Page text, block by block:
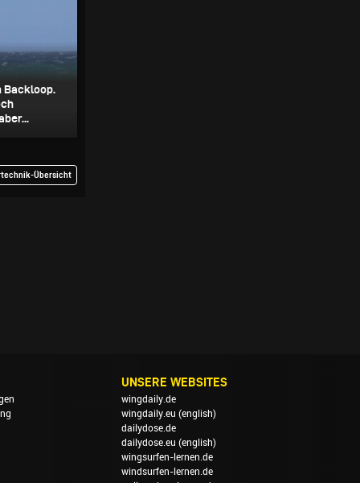
Backloop.
Übersicht
UNSERE WEBSITES
wingdaily.de
wingdaily.eu (english)
dailydose.de
dailydose.eu (english)
wingsurfen-lernen.de
windsurfen-lernen.de